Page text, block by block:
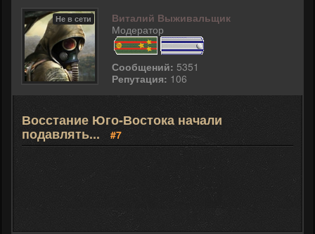
Не в сети
Виталий Выживальщик
Модератор
Сообщений: 5351
Репутация: 106
Восстание Юго-Востока начали
подавлять... #7